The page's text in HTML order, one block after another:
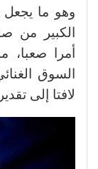
وهو ما يجعل
الكبير من
أمرا صعبا،
السوق
لافتا إلى